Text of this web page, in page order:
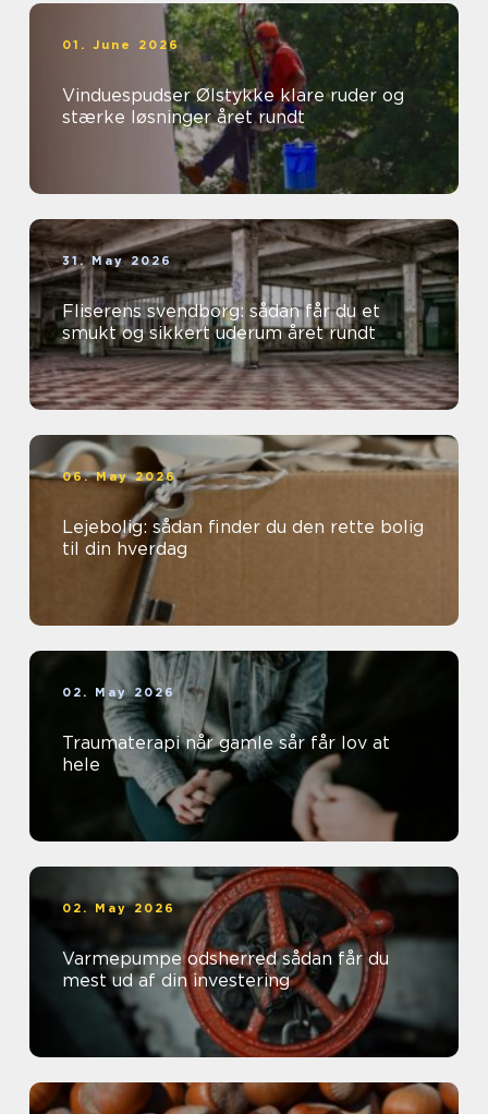
01. June 2026
Vinduespudser Ølstykke klare ruder og
stærke løsninger året rundt
31. May 2026
Fliserens svendborg: sådan får du et
smukt og sikkert uderum året rundt
06. May 2026
Lejebolig: sådan finder du den rette bolig
til din hverdag
02. May 2026
Traumaterapi når gamle sår får lov at
hele
02. May 2026
Varmepumpe odsherred sådan får du
mest ud af din investering